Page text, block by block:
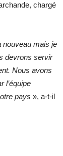
chargé
nouveau mais je
devrons servir
Nous avons
l’équipe
pays », a-t-il